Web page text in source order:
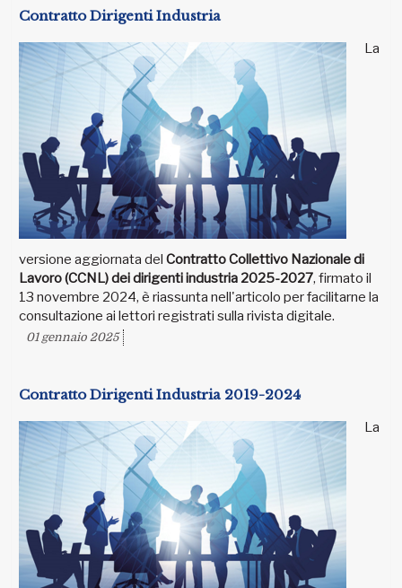
Contratto Dirigenti Industria
La
versione aggiornata del Contratto Collettivo Nazionale di
Lavoro (CCNL) dei dirigenti industria 2025-2027, firmato il
13 novembre 2024, è riassunta nell'articolo per facilitarne la
consultazione ai lettori registrati sulla rivista digitale.
01 gennaio 2025
Contratto Dirigenti Industria 2019-2024
La